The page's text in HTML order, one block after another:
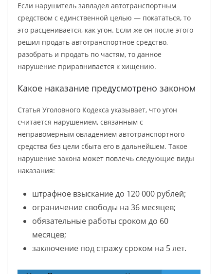
Если нарушитель завладел автотранспортным
средством с единственной целью — покататься, то
это расценивается, как угон. Если же он после этого
решил продать автотранспортное средство,
разобрать и продать по частям, то данное
нарушение приравнивается к хищению.
Какое наказание предусмотрено законом
Статья Уголовного Кодекса указывает, что угон
считается нарушением, связанным с
неправомерным овладением автотранспортного
средства без цели сбыта его в дальнейшем. Такое
нарушение закона может повлечь следующие виды
наказания:
штрафное взыскание до 120 000 рублей;
ограничение свободы на 36 месяцев;
обязательные работы сроком до 60
месяцев;
заключение под стражу сроком на 5 лет.